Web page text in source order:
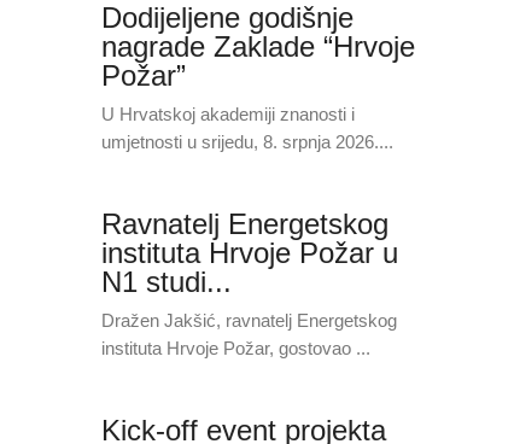
Dodijeljene godišnje
nagrade Zaklade “Hrvoje
Požar”
U Hrvatskoj akademiji znanosti i
umjetnosti u srijedu, 8. srpnja 2026....
Ravnatelj Energetskog
instituta Hrvoje Požar u
N1 studi...
Dražen Jakšić, ravnatelj Energetskog
instituta Hrvoje Požar, gostovao ...
Kick-off event projekta